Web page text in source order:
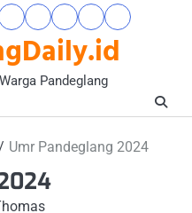
Pandeglang
Nasional
Opini
Wacana
Pandeglang
Today
Pendidikan
&
Kesehatan
Wisata
&
Umr Pandeglang 2024